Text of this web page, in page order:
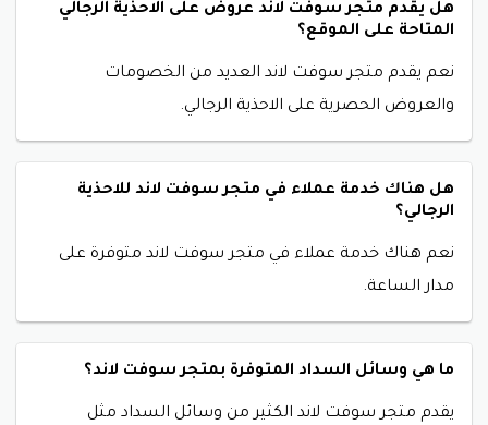
هل يقدم متجر سوفت لاند عروض على الاحذية الرجالي
المتاحة على الموقع؟
نعم يقدم متجر سوفت لاند العديد من الخصومات
والعروض الحصرية على الاحذية الرجالي.
هل هناك خدمة عملاء في متجر سوفت لاند للاحذية
الرجالي؟
نعم هناك خدمة عملاء في متجر سوفت لاند متوفرة على
مدار الساعة.
ما هي وسائل السداد المتوفرة بمتجر سوفت لاند؟
يقدم متجر سوفت لاند الكثير من وسائل السداد مثل